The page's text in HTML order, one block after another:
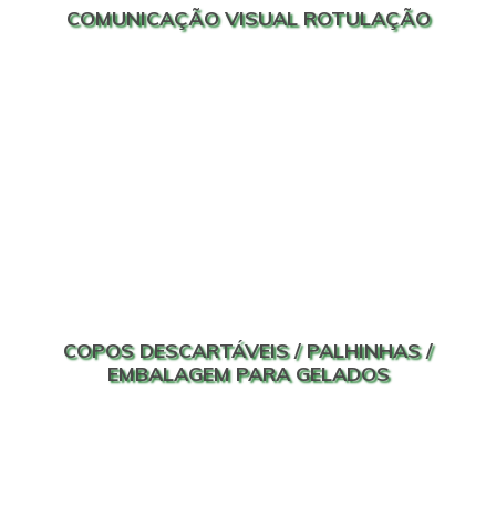
COMUNICAÇÃO VISUAL ROTULAÇÃO
COPOS DESCARTÁVEIS / PALHINHAS /
EMBALAGEM PARA GELADOS